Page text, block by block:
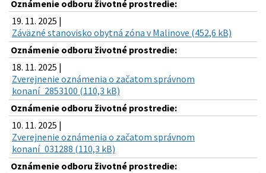
Oznámenie odboru životné prostredie:
19. 11. 2025 |
Záväzné stanovisko obytná zóna v Malinove (452,6 kB)
Oznámenie odboru životné prostredie:
18. 11. 2025 |
Zverejnenie oznámenia o začatom správnom
konaní_2853100 (110,3 kB)
Oznámenie odboru životné prostredie:
10. 11. 2025 |
Zverejnenie oznámenia o začatom správnom
konaní_031288 (110,3 kB)
Oznámenie odboru životné prostredie: